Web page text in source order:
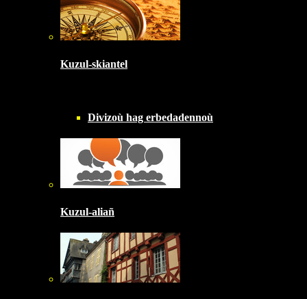
Kuzul-skiantel
Divizoù hag erbedadennoù
Kuzul-aliañ